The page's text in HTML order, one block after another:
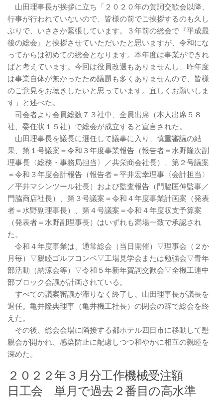
山田理事長が挨拶に立ち「２０２０年の賀詞交歓会以降、
行事が行われていないので、皆様の前でご挨拶するのも久し
ぶりで、いささか緊張しています。３年前の総会で『平成最
後の総会』と挨拶させていただいたと思いますが、令和にな
ってからは初めての総会となります。本年度は事業ができれ
ばと考えています。今回は役員改選もありませんし、昨年度
は事業自体が無かったため議題も多くありませんので、皆様
のご意見をお聴きしたいと思っています。宜しくお願いしま
す」と述べた。
司会者より会員総数７３社中、全員出席（本人出席５８
社、委任状１５社）で総会が成立すると宣言された。
山田理事長を議長に選任して議事に入り、慎重審議の結
果、第１号議案＝令和３年度事業報告（報告者＝水野隆次副
理事長〈総務・事務局担当〉／共栄商会社長）、第２号議案
＝令和３年度会計報告（報告者＝平井宏幸理事〈会計担当〉
／平井マシンツール社長）および監査報告（門脇匡伸監事／
門脇商店社長）、第３号議案＝令和４年度事業計画案（発表
者＝水野副理事長）、第４号議案＝令和４年度収支予算案
（発表者＝水野副理事長）はいずれも満場一致で承認され
た。
令和４年度事業は、通常総会（当日開催）▽理事会（２か
月毎）▽親睦ゴルフコンペ▽工場見学会または勉強会▽青年
部活動（納涼会等）▽令和５年新年賀詞交歓会▽全機工連中
部ブロック会議が計画されている。
すべての議案審議が滞りなく終了し、山田理事長が議長を
退任。亀井隆典理事（亀井機工社長）の閉会の辞で総会を終
えた。
その後、総会会場に隣接する都ホテル四日市に移動して懇
親会が開かれ、感染防止に配慮しつつ和やかに相互の親睦を
深めた。
２０２２年３月分工作機械受注額
日工会 単月で過去２番目の高水準